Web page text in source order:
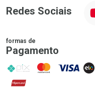
Redes Sociais
formas de
Pagamento
PIX MasterCard
VISA ELO
Hipercard